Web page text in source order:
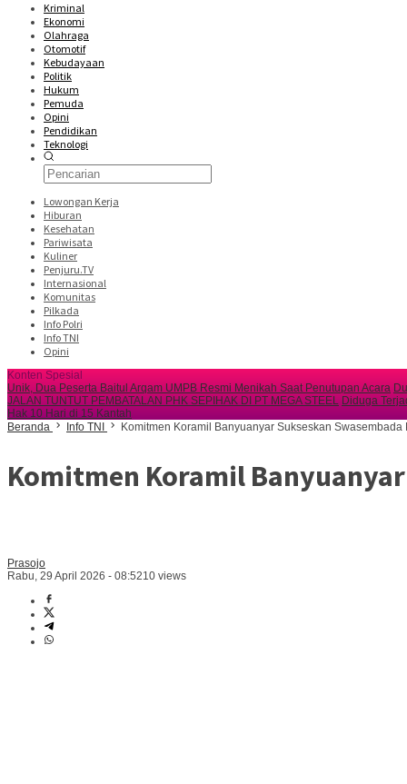
Kriminal
Ekonomi
Olahraga
Otomotif
Kebudayaan
Politik
Hukum
Pemuda
Opini
Pendidikan
Teknologi
Lowongan Kerja
Hiburan
Kesehatan
Pariwisata
Kuliner
Penjuru.TV
Internasional
Komunitas
Pilkada
Info Polri
Info TNI
Opini
Konten Spesial
Unik, Dua Peserta Baitul Arqam UMPB Resmi Menikah Saat Penutupan Acara
JALAN TUNTUT PEMBATALAN PHK SEPIHAK DI PT MEGA STEEL Diduga
Hak 10 Hari di 15 Kantah
Beranda
Info TNI Komitmen Koramil Banyuanyar Sukseskan Swasembada
Komitmen Koramil
Prasojo
Rabu, 29 April 2026 - 08:5210 views